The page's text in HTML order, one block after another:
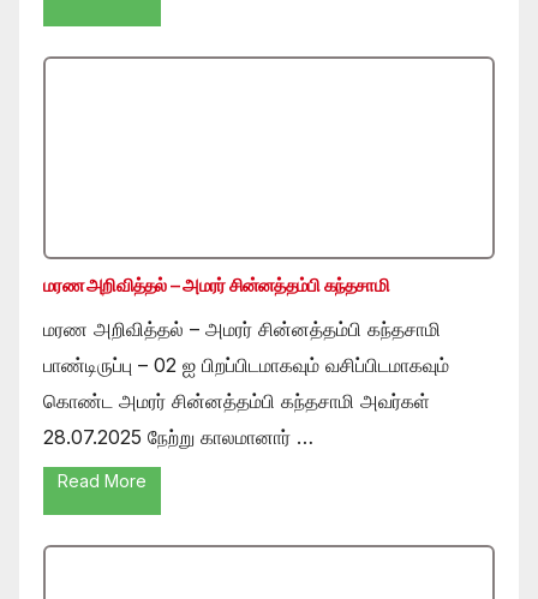
மரண அறிவித்தல் – அமரர் சின்னத்தம்பி கந்தசாமி
மரண அறிவித்தல் – அமரர் சின்னத்தம்பி கந்தசாமி
பாண்டிருப்பு – 02 ஐ பிறப்பிடமாகவும் வசிப்பிடமாகவும்
கொண்ட அமரர் சின்னத்தம்பி கந்தசாமி அவர்கள்
28.07.2025 நேற்று காலமானார் …
Read More